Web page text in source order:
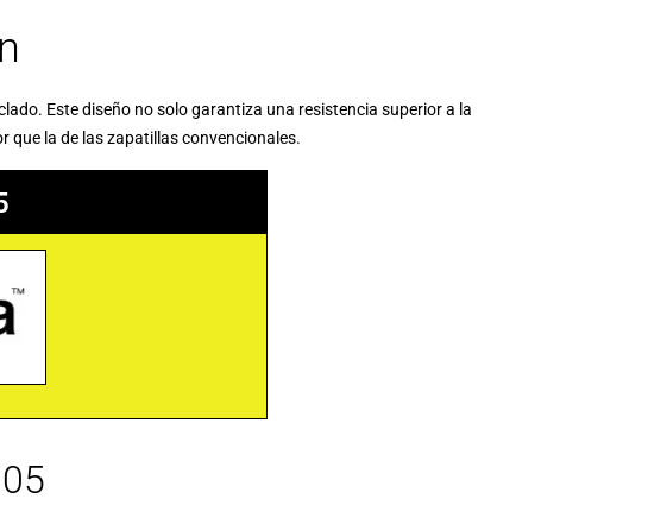
Este diseño no solo garantiza una resistencia superior a la
que la de las zapatillas convencionales.